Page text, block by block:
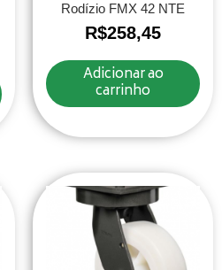
Rodízio FMX 42 NTE
R$258,45
Adicionar ao
carrinho